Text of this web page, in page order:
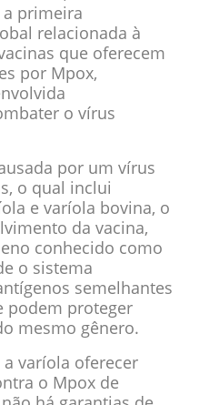
primeira
relacionada à
que oferecem
por Mpox,
o vírus
por um vírus
o qual inclui
e varíola bovina, o
da vacina,
conhecido como
o sistema
semelhantes
podem proteger
mesmo gênero.
varíola oferecer
o Mpox de